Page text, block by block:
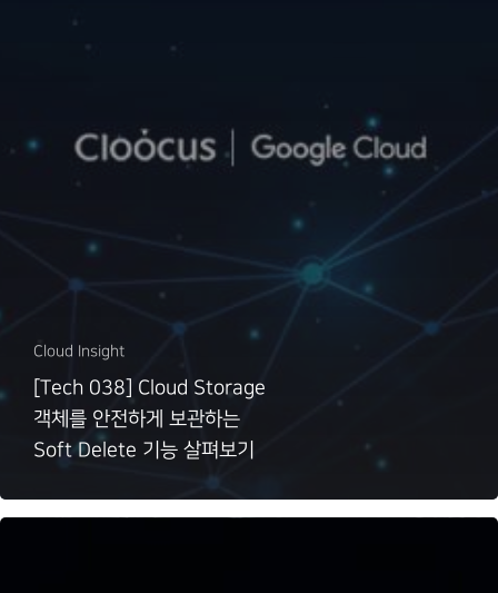
Cloud Insight
[Tech 038] Cloud Storage
객체를 안전하게 보관하는
Soft Delete 기능 살펴보기